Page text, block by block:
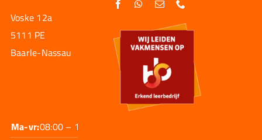
Voske 12a
5111 PE
Baarle-Nassau
Ma-vr:08:00 – 17:30